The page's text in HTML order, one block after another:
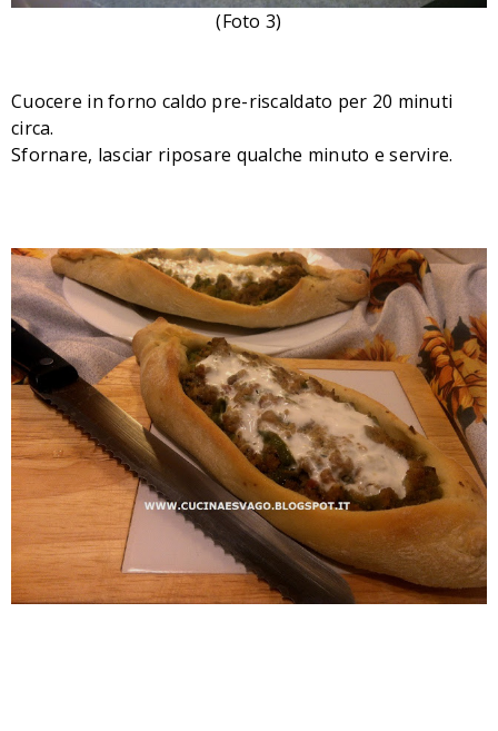
(Foto 3)
Cuocere in forno caldo pre-riscaldato per 20 minuti
circa.
Sfornare, lasciar riposare qualche minuto e servire.